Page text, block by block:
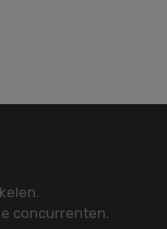
concurrenten.